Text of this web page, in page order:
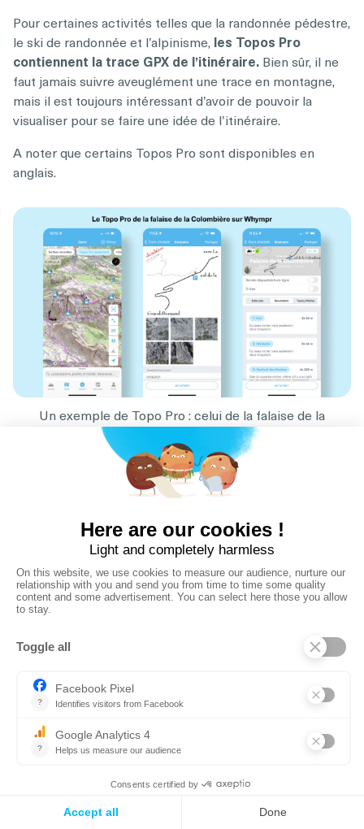
Pour certaines activités telles que la randonnée pédestre,
le ski de randonnée et l’alpinisme, les Topos Pro
contiennent la trace GPX de l’itinéraire. Bien sûr, il ne
faut jamais suivre aveuglément une trace en montagne,
mais il est toujours intéressant d’avoir de pouvoir la
visualiser pour se faire une idée de l’itinéraire.
A noter que certains Topos Pro sont disponibles en
anglais.
Un exemple de Topo Pro : celui de la falaise de la
Colombière de Gilles Brunot
Depuis le rachat des éditions Vamos par Whympr,
l’achat d’un livre de topos Vamos donne accès
gratuitement à sa version Topos Pro dans Whympr.
Cette offre est valable pour tous les livres Vamos et pas
uniquement pour ceux d’escalade.
Tu trouveras dans les premières pages des livres un
QrCode ainsi que les explications pour obtenir des Topos
que nous puissions te donner les accès.
Concernant les prix des Topos Pro dans Whympr :
- Compte 1,99 € pour juste un itinéraire ou une voie ;
- 3,99 € pour un secteur ;
- 9,99 € pour un chapitre entier ;
- et entre 19,99 € et 29,99 € pour le livre complet, en